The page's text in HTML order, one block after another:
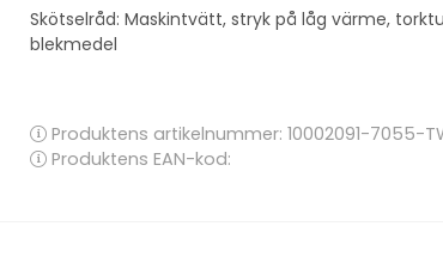
Skötselråd: Maskintvätt, stryk på låg värme,
blekmedel
Produktens artikelnummer: 10002091-7055-
Produktens EAN-kod: